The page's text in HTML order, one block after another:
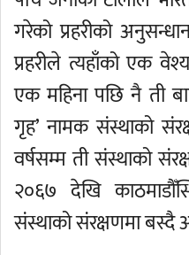
गरेको प्रहरीको
प्रहरीले त्यहाँको एक
एक महिना पछि नै ती
गृह’ नामक संस्थाको
वर्षसम्म ती संस्थाको
२०६७ देखि
संस्थाको संरक्षणमा बस्दै